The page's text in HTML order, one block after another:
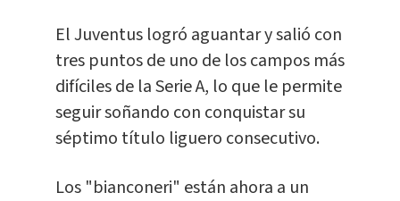
El Juventus logró aguantar y salió con
tres puntos de uno de los campos más
difíciles de la Serie A, lo que le permite
seguir soñando con conquistar su
séptimo título liguero consecutivo.
Los "bianconeri" están ahora a un